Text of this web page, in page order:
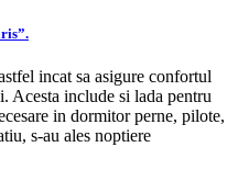
incat sa asigure confortul
Acesta include si lada pentru
in dormitor perne, pilote,
s-au ales noptiere